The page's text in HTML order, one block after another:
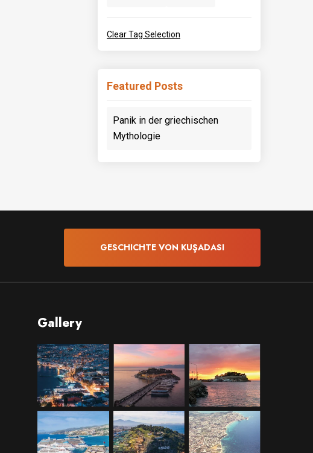
Clear Tag Selection
Featured Posts
Panik in der griechischen
Mythologie
GESCHICHTE VON KUŞADASI
Gallery